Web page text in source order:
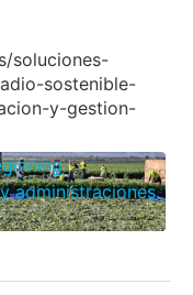
soluciones-
sostenible-
y-gestion-